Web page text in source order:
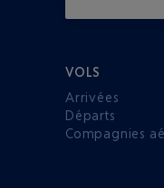
VOLS
Arrivées
Départs
Compagnies